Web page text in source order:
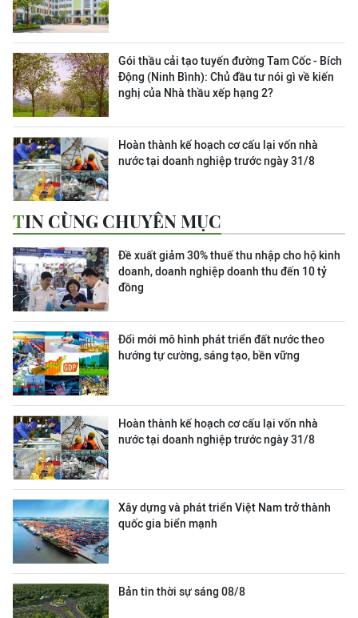
Gói thầu cải tạo tuyến đường Tam Cốc - Bích
Động (Ninh Bình): Chủ đầu tư nói gì về kiến
nghị của Nhà thầu xếp hạng 2?
Hoàn thành kế hoạch cơ cấu lại vốn nhà
nước tại doanh nghiệp trước ngày 31/8
TIN CÙNG CHUYÊN MỤC
Đề xuất giảm 30% thuế thu nhập cho hộ kinh
doanh, doanh nghiệp doanh thu đến 10 tỷ
đồng
Đổi mới mô hình phát triển đất nước theo
hướng tự cường, sáng tạo, bền vững
Hoàn thành kế hoạch cơ cấu lại vốn nhà
nước tại doanh nghiệp trước ngày 31/8
Xây dựng và phát triển Việt Nam trở thành
quốc gia biển mạnh
Bản tin thời sự sáng 08/8